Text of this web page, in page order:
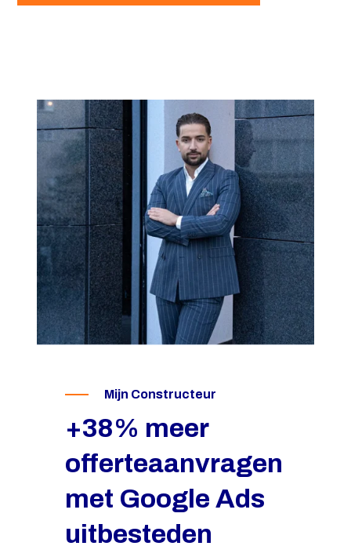
Mijn Constructeur
+38% meer
offerteaanvragen
met Google Ads
uitbesteden
Chiropractie Vught
+50% meer
intake-aanvragen